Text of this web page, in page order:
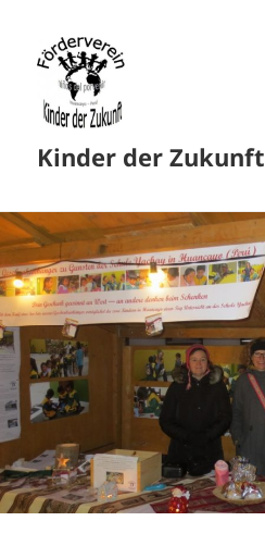
Kinder der Zukunft